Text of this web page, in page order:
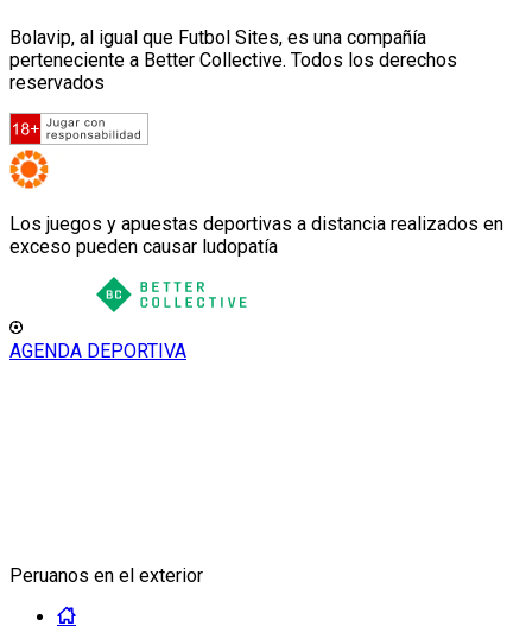
Bolavip, al igual que Futbol Sites, es una compañía
perteneciente a Better Collective. Todos los derechos
reservados
Los juegos y apuestas deportivas a distancia realizados en
exceso pueden causar ludopatía
AGENDA DEPORTIVA
Peruanos en el exterior